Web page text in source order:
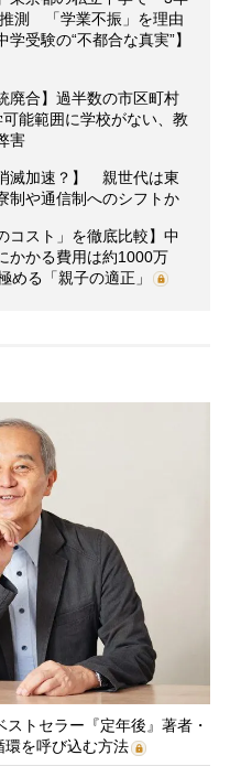
測 「学業不振」を理由
受験の“不都合な真実”】
廃合】過半数の市区町村
能範囲に学校がない、教
害
滅加速？】 親世代は東
制や通信制へのシフトか
コスト」を徹底比較】中
かかる費用は約1000万
る「親子の適正」
ストセラー『定年後』著者・
を呼び込む方法